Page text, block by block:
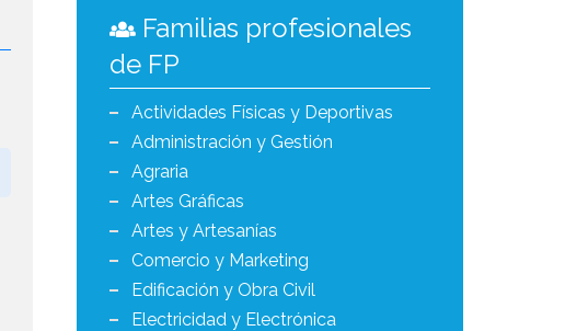
Familias profesionales
de FP
Actividades Físicas y Deportivas
Administración y Gestión
Agraria
Artes Gráficas
Artes y Artesanías
Comercio y Marketing
Edificación y Obra Civil
Electricidad y Electrónica